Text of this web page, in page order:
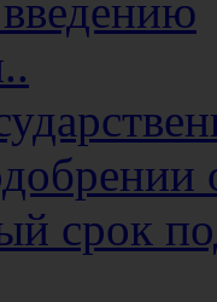
срок